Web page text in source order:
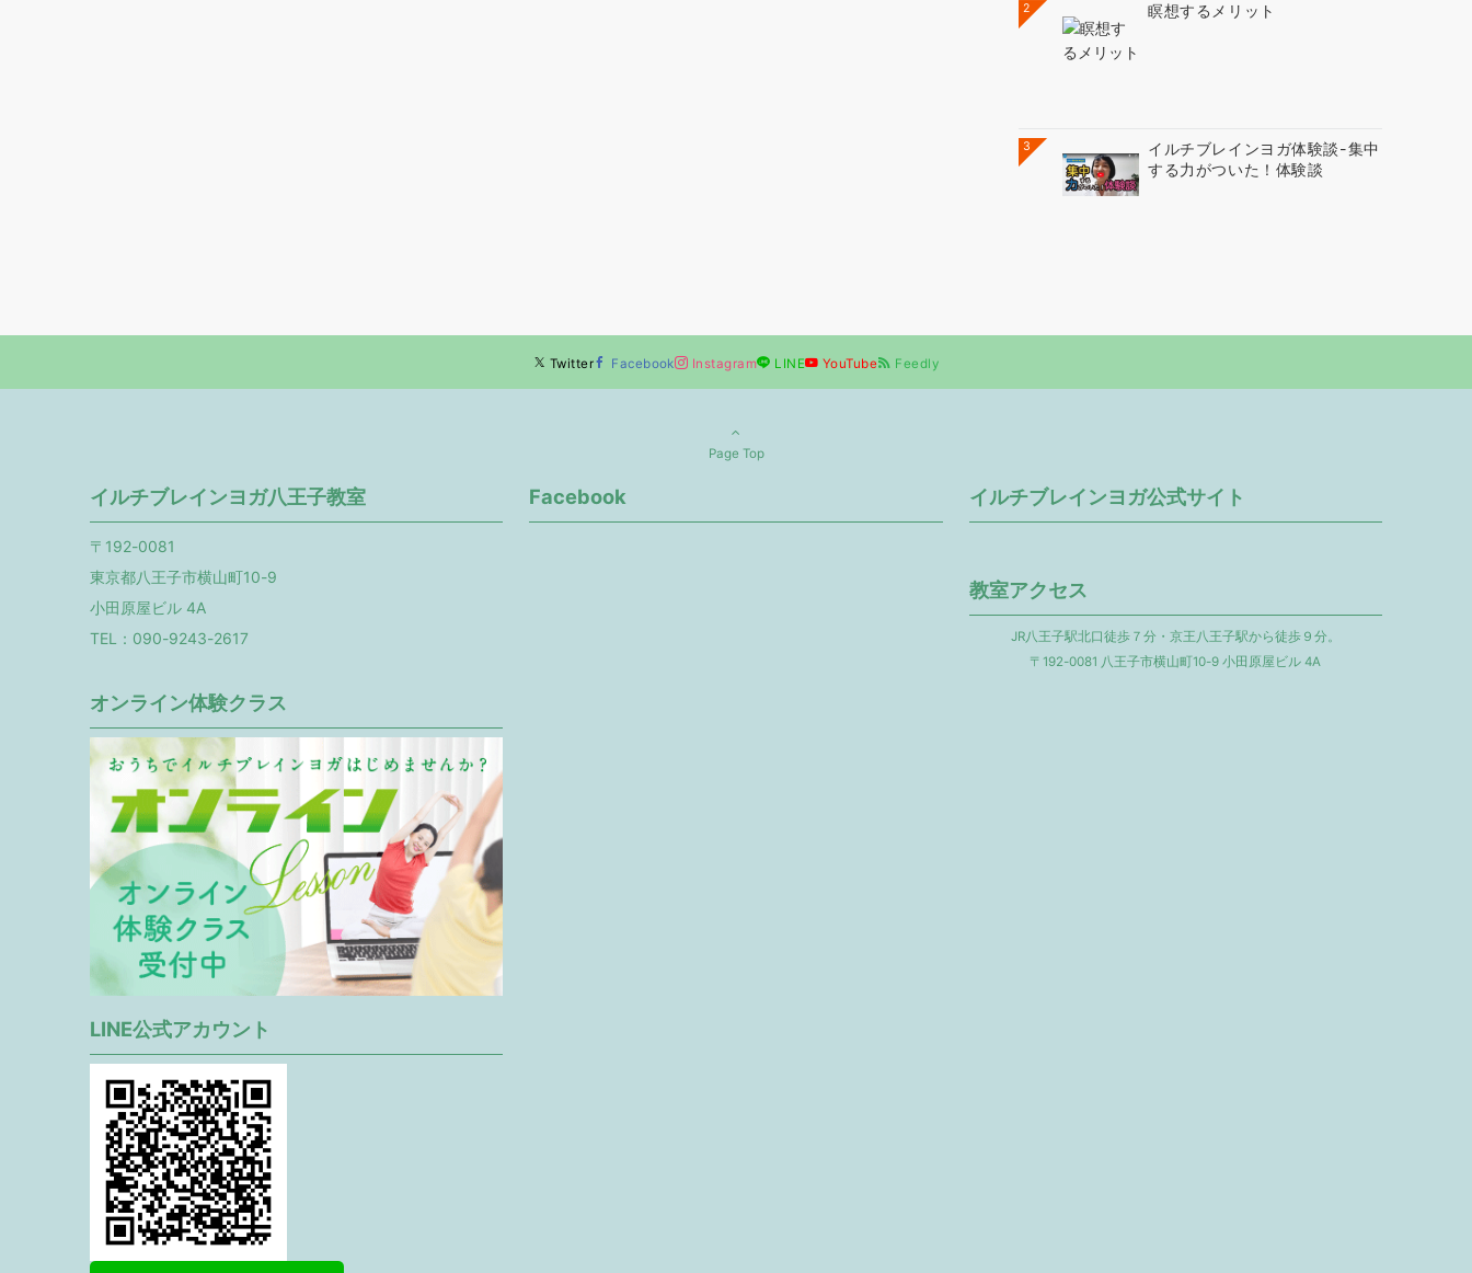
2 瞑想するメリット
3
イルチブレインヨガ体験談-集中
する力がついた！体験談
Twitter Facebook Instagram LINE YouTube Feedly
Page Top
イルチブレインヨガ八王子教室
〒192-0081
東京都八王子市横山町10-9
小田原屋ビル 4A
TEL：090-9243-2617
オンライン体験クラス
LINE公式アカウント
Facebook イルチブレインヨガ公式サイト
教室アクセス
JR八王子駅北口徒歩７分・京王八王子駅から徒歩９分。
〒192-0081 八王子市横山町10-9 小田原屋ビル 4A